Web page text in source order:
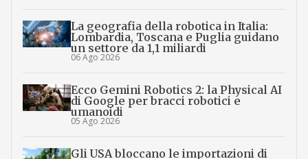
La geografia della robotica in Italia:
Lombardia, Toscana e Puglia guidano
un settore da 1,1 miliardi
06 Ago 2026
Ecco Gemini Robotics 2: la Physical AI
di Google per bracci robotici e
umanoidi
05 Ago 2026
Gli USA bloccano le importazioni di